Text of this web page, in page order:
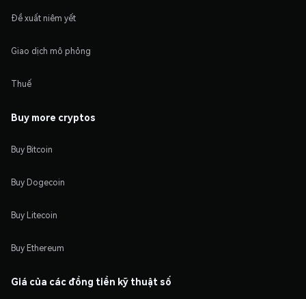
Đề xuất niêm yết
Giao dịch mô phỏng
Thuế
Buy more cryptos
Buy Bitcoin
Buy Dogecoin
Buy Litecoin
Buy Ethereum
Giá của các đồng tiền kỹ thuật số